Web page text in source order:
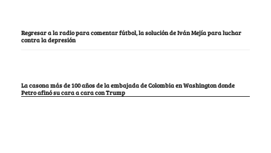
Regresar a la radio para comentar fútbol, la solución de Iván Mejía para luchar
contra la depresión
La casona más de 100 años de la embajada de Colombia en Washington donde
Petro afinó su cara a cara con Trump